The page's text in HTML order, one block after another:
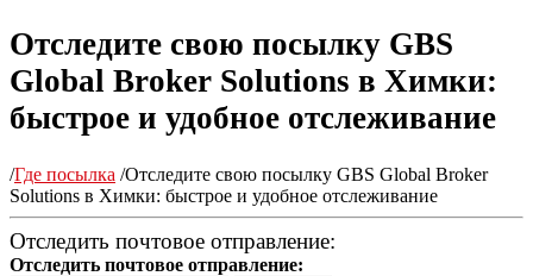
Отследите свою посылку GBS
Global Broker Solutions в Химки:
быстрое и удобное отслеживание
/Где посылка /Отследите свою посылку GBS Global Broker
Solutions в Химки: быстрое и удобное отслеживание
Отследить почтовое отправление:
Отследить почтовое отправление: